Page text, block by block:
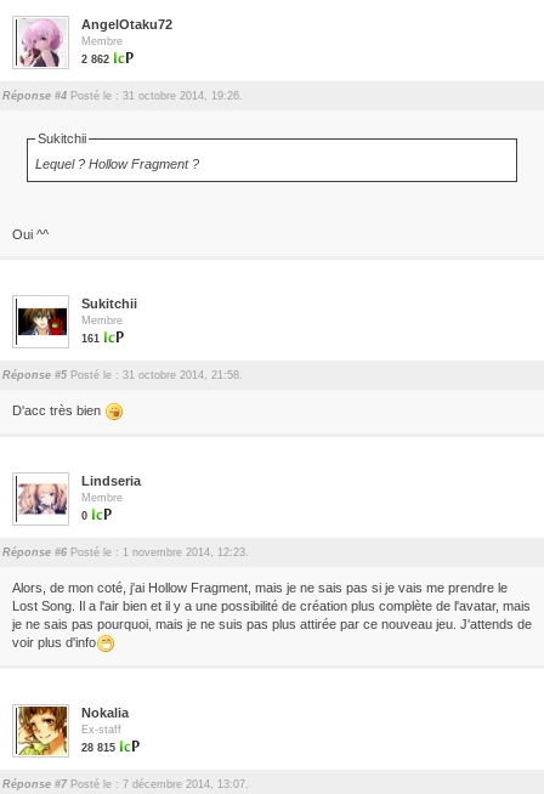
AngelOtaku72
Membre
2 862
Réponse #4 Posté le : 31 octobre 2014, 19:26.
Sukitchii
Lequel ? Hollow Fragment ?
Oui ^^
Sukitchii
Membre
161
Réponse #5 Posté le : 31 octobre 2014, 21:58.
D'acc très bien
Lindseria
Membre
0
Réponse #6 Posté le : 1 novembre 2014, 12:23.
Alors, de mon coté, j'ai Hollow Fragment, mais je ne sais pas si je vais me prendre le
Lost Song. Il a l'air bien et il y a une possibilité de création plus complète de l'avatar, mais
je ne sais pas pourquoi, mais je ne suis pas plus attirée par ce nouveau jeu. J'attends de
voir plus d'info
Nokalia
Ex-staff
28 815
Réponse #7 Posté le : 7 décembre 2014, 13:07.